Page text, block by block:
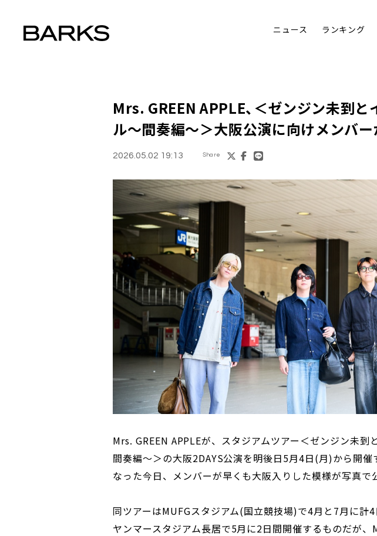
ニュース ランキング
Mrs. GREEN APPLE、＜ゼンジン未到
ル〜間奏編〜＞大阪公演に向けメンバー
2026.05.02 19:13 Share
Mrs. GREEN APPLEが、スタジアムツアー＜ゼンジン未到
間奏編〜＞の大阪2DAYS公演を明後日5月4日(月)から開催
なった今日、メンバーが早くも大阪入りした模様が写真で
同ツアーはMUFGスタジアム(国立競技場)で4月と7月に計4
ヤンマースタジアム長居で5月に2日間開催するものだが、